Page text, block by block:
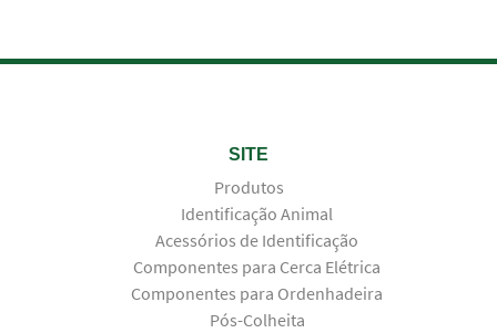
SITE
Produtos
Identificação Animal
Acessórios de Identificação
Componentes para Cerca Elétrica
Componentes para Ordenhadeira
Pós-Colheita